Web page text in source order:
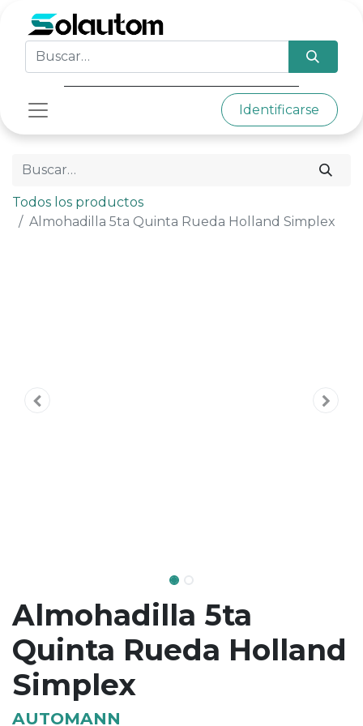
Identificarse
Todos los productos
Almohadilla 5ta Quinta Rueda Holland Simplex
Almohadilla 5ta
Quinta Rueda Holland
Simplex
AUTOMANN